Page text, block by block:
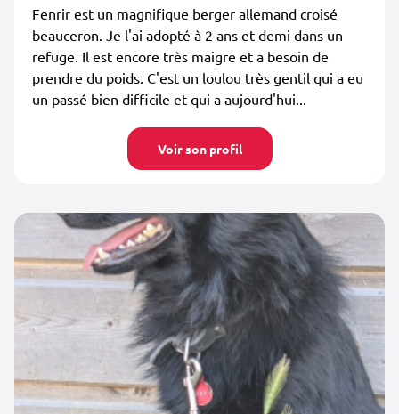
Fenrir est un magnifique berger allemand croisé
beauceron. Je l'ai adopté à 2 ans et demi dans un
refuge. Il est encore très maigre et a besoin de
prendre du poids. C'est un loulou très gentil qui a eu
un passé bien difficile et qui a aujourd'hui...
Voir son profil